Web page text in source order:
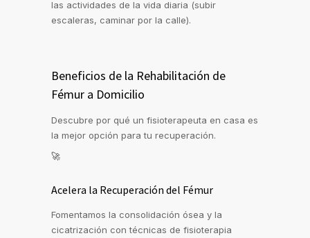
las actividades de la vida diaria (subir
escaleras, caminar por la calle).
Beneficios de la Rehabilitación de
Fémur a Domicilio
Descubre por qué un fisioterapeuta en casa es
la mejor opción para tu recuperación.
🚀
Acelera la Recuperación del Fémur
Fomentamos la consolidación ósea y la
cicatrización con técnicas de fisioterapia